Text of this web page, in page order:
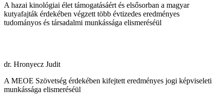
A hazai kinológiai élet támogatásáért és elsősorban a magyar
kutyafajták érdekében végzett több évtizedes eredményes
tudományos és társadalmi munkássága elismeréséül
dr. Hronyecz Judit
A MEOE Szövetség érdekében kifejtett eredményes jogi képviseleti
munkássága elismeréséül